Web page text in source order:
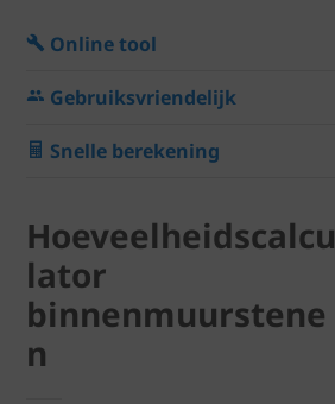
Online tool
Gebruiksvriendelijk
Snelle berekening
Hoeveelheidscalcu
lator
binnenmuurstene
n